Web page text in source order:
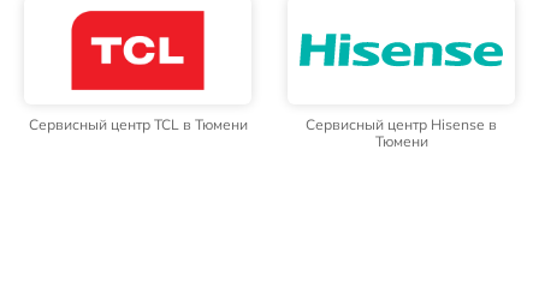
Сервисный центр TCL в Тюмени
Сервисный центр Hisense в
Тюмени